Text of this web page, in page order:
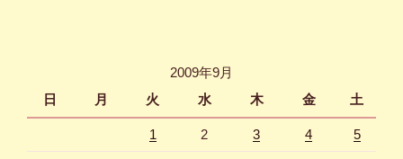
2009年9月
日
月 火 水 木 金 土
1 2 3 4 5